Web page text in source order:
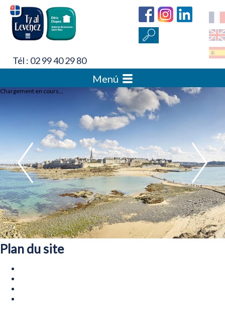
Tél : 02 99 40 29 80
Menú
Chargement en cours...
Plan du site